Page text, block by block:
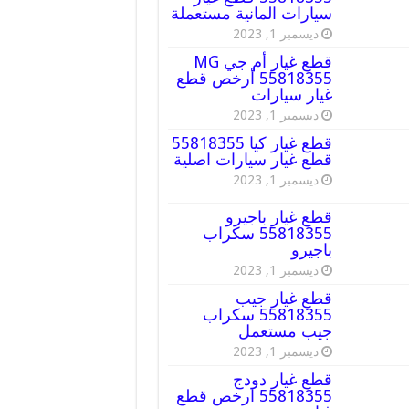
سيارات المانية مستعملة
ديسمبر 1, 2023
قطع غيار أم جي MG
55818355 أرخص قطع
غيار سيارات
ديسمبر 1, 2023
قطع غيار كيا 55818355
قطع غيار سيارات اصلية
ديسمبر 1, 2023
قطع غيار باجيرو
55818355 سكراب
باجيرو
ديسمبر 1, 2023
قطع غيار جيب
55818355 سكراب
جيب مستعمل
ديسمبر 1, 2023
قطع غيار دودج
55818355 ارخص قطع